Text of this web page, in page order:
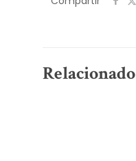
Relacionado